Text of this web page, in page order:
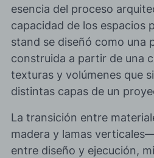
esencia del proceso
capacidad de los espacios
stand se diseñó como una
construida a partir de una
texturas y volúmenes que
distintas capas de un
La transición entre
madera y lamas
entre diseño y ejecución,